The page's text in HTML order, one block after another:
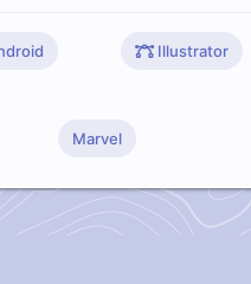
Illustrator
Marvel